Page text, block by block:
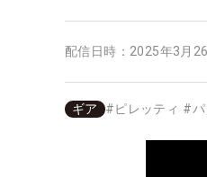
配信日時： 2025年3月
ギア #ピレッティ #